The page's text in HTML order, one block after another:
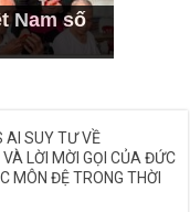
Nam số
AI SUY TƯ VỀ
LỜI MỜI GỌI CỦA ĐỨC
MÔN ĐỆ TRONG THỜI